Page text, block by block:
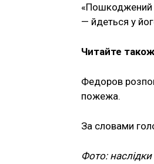
«Пошкоджений
— йдеться у
Читайте
Федоров
пожежа.
За словами
Фото: